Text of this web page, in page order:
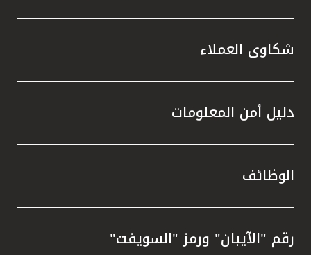
شكاوى العملاء
دليل أمن المعلومات
الوظائف
رقم "الآيبان" ورمز "السويفت"